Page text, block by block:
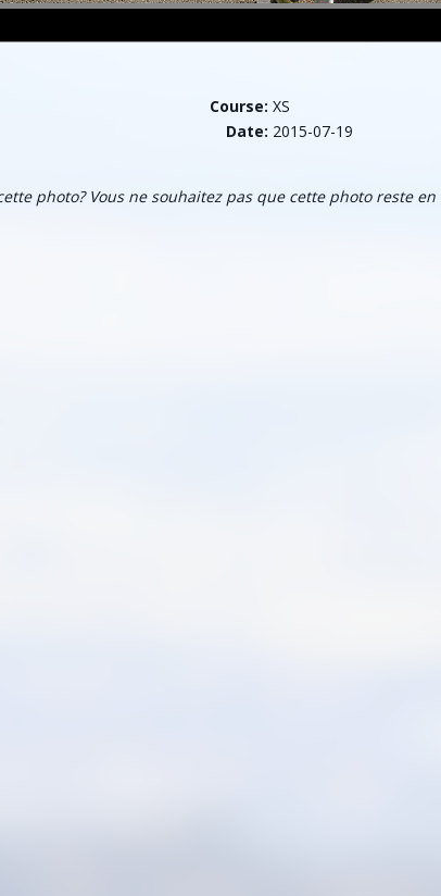
Course: XS
Date: 2015-07-19
photo? Vous ne souhaitez pas que cette photo reste en